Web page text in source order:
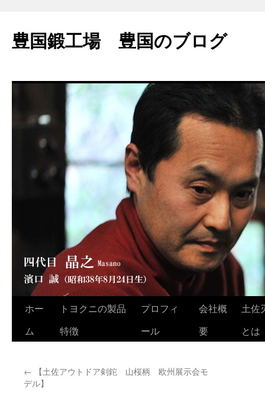
豊国鍛工場 豊国のブログ
コ
ン
ホー
ム
トヨクニの製品
特徴
プロフィ
ール
会社概
要
土佐
とは
← 【土佐アウトドア剣鉈 山桜柄 欧州展示会モ
デル】